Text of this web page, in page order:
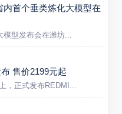
首个垂类炼化大模型在
模型发布会在潍坊...
售价2199元起
，正式发布REDMI...